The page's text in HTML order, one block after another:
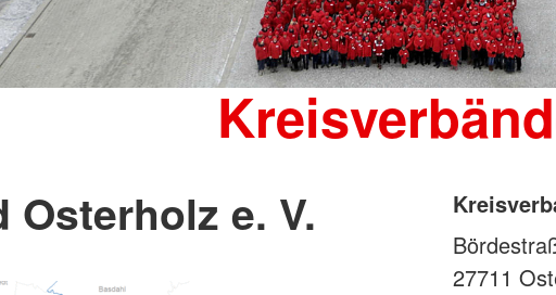
e. V.
27711